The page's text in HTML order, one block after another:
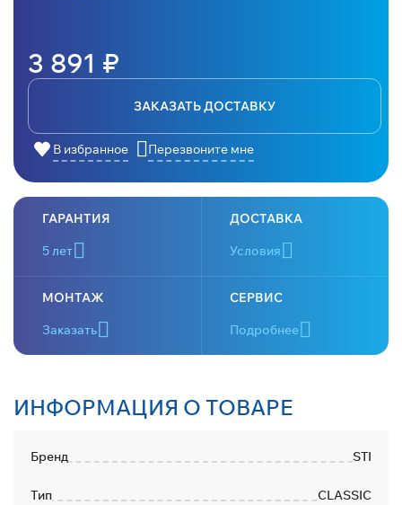
3 891 ₽
ЗАКАЗАТЬ ДОСТАВКУ
В избранное Перезвоните мне
ГАРАНТИЯ
5 лет
ДОСТАВКА
Условия
МОНТАЖ
Заказать
СЕРВИС
Подробнее
ИНФОРМАЦИЯ О ТОВАРЕ
Бренд STI
Тип CLASSIC